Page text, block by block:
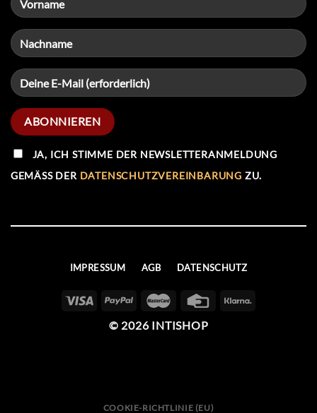
JA, ICH STIMME DER NEWSLETTERANMELDUNG
GEMÄSS DER DATENSCHUTZVEREINBARUNG ZU.
IMPRESSUM AGB DATENSCHUTZ
© 2026 INTISHOP
COOKIE-RICHTLINIE (EU)